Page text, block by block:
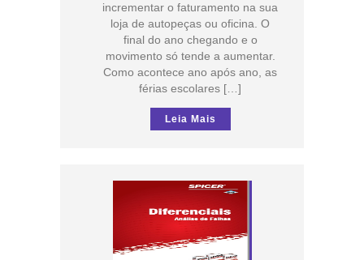
incrementar o faturamento na sua
loja de autopeças ou oficina. O
final do ano chegando e o
movimento só tende a aumentar.
Como acontece ano após ano, as
férias escolares […]
Leia Mais